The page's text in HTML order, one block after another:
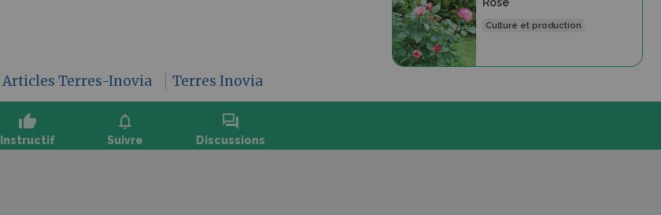
Articles Terres-Inovia Terres Inovia
Culture et production
thumb_up
Instructif
notifications
Suivre
forum
Discussions